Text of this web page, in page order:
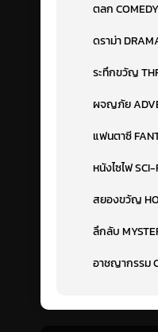
ตลก COMEDY
ดราม่า
ระทึกขวัญ
ผจญภัย
แฟนตาซี
หนังไซไฟ SCI-
สยองขวัญ
ลึกลับ
อาชญากรรม